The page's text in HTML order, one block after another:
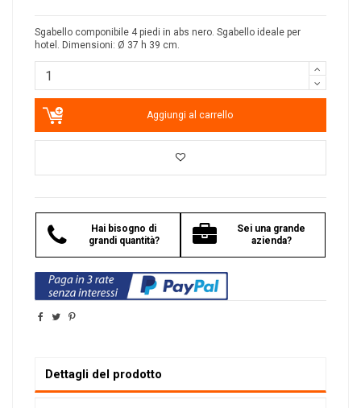
Sgabello componibile 4 piedi in abs nero. Sgabello ideale per
hotel. Dimensioni: Ø 37 h 39 cm.
Aggiungi al carrello
Hai bisogno di
grandi quantità?
Sei una grande
azienda?
Dettagli del prodotto